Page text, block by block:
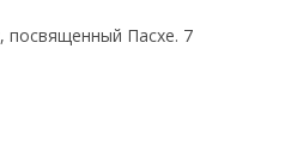
посвященный Пасхе. 7